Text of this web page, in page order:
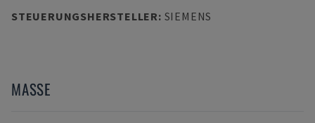
STEUERUNGSHERSTELLER: SIEMENS
MASSE